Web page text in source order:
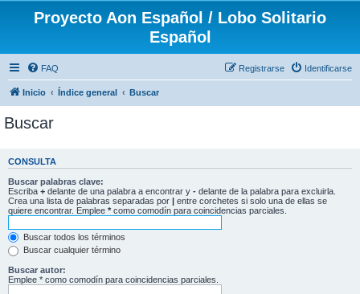
Proyecto Aon Español / Lobo Solitario
Español
FAQ Identificarse
Registrarse
Inicio Índice general Buscar
Buscar
CONSULTA
Buscar palabras clave:
Escriba + delante de una palabra a encontrar y - delante de la palabra para excluirla.
Crea una lista de palabras separadas por | entre corchetes si solo una de ellas se
quiere encontrar. Emplee * como comodín para coincidencias parciales.
Buscar todos los términos
Buscar cualquier término
Buscar autor:
Emplee * como comodín para coincidencias parciales.